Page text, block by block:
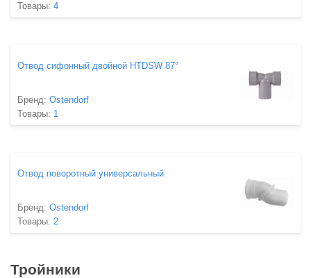
Товары: 4
Отвод сифонный двойной HTDSW 87°
Бренд: Ostendorf
Товары: 1
Отвод поворотный универсальный
Бренд: Ostendorf
Товары: 2
Тройники